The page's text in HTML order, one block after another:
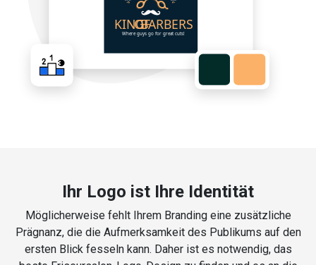
Ihr Logo ist Ihre Identität
Möglicherweise fehlt Ihrem Branding eine zusätzliche
Prägnanz, die die Aufmerksamkeit des Publikums auf den
ersten Blick fesseln kann. Daher ist es notwendig, das